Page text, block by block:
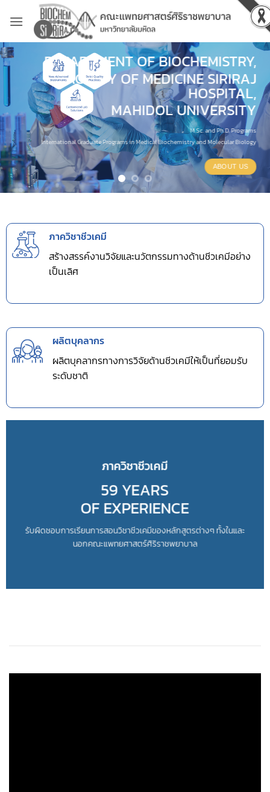
DEPARTMENT OF BIOCHEMISTRY,
FACULTY OF MEDICINE SIRIRAJ
HOSPITAL,
MAHIDOL UNIVERSITY
M.Sc. and Ph.D. Programs
International Graduate Programs in Medical Biochemistry and Molecular Biology
ABOUT US
ภาควิชาชีวเคมี
สร้างสรรค์งานวิจัยและนวัตกรรมทางด้านชีวเคมีอย่าง
เป็นเลิศ
ผลิตบุคลากร
ผลิตบุคลากรทางการวิจัยด้านชีวเคมีให้เป็นที่ยอมรับ
ระดับชาติ
ภาควิชาชีวเคมี
59 YEARS
OF EXPERIENCE
รับผิดชอบการเรียนการสอนวิชาชีวเคมีของหลักสูตรต่างๆ ทั้งในและ
นอกคณะแพทยศาสตร์ศิริราชพยาบาล